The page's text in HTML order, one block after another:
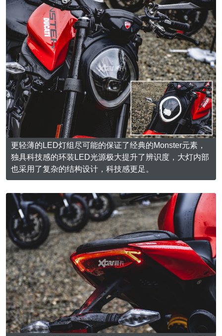
更轻薄的LED灯组尽可能的保证了经典的Monster元素，
独具科技感的环装LED光源极大提升了辨识度，大灯内部
也采用了复杂的结构设计，科技感更足。